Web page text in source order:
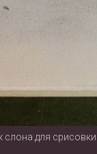
слона для срисовки